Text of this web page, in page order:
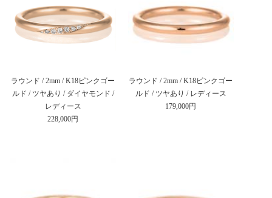
ラウンド / 2mm / K18ピンクゴー
ルド / ツヤあり / ダイヤモンド /
レディース
228,000円
ラウンド / 2mm / K18ピンクゴー
ルド / ツヤあり / レディース
179,000円